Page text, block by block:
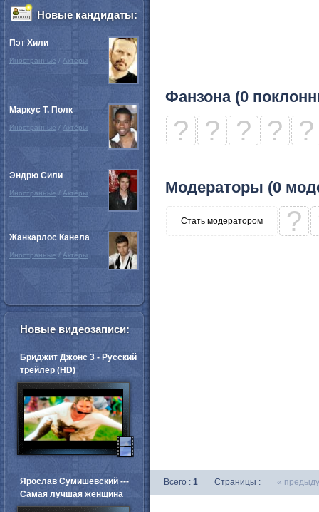
Фанзона (0
? ? ? ? ?
Модераторы (0
Стать модератором ?
Всего : 1 Страницы : «
Новые кандидаты:
Пэт Хили
Иностранные / Актёры
Маркус Т. Полк
Иностранные / Актёры
Эндрю Сили
Иностранные / Актёры
Жанкарлос Канела
Иностранные / Актёры
Новые видеозаписи:
Бриджит Джонс 3 - Русский
трейлер (HD)
Ярослав Сумишевский ---
Самая лучшая женщина